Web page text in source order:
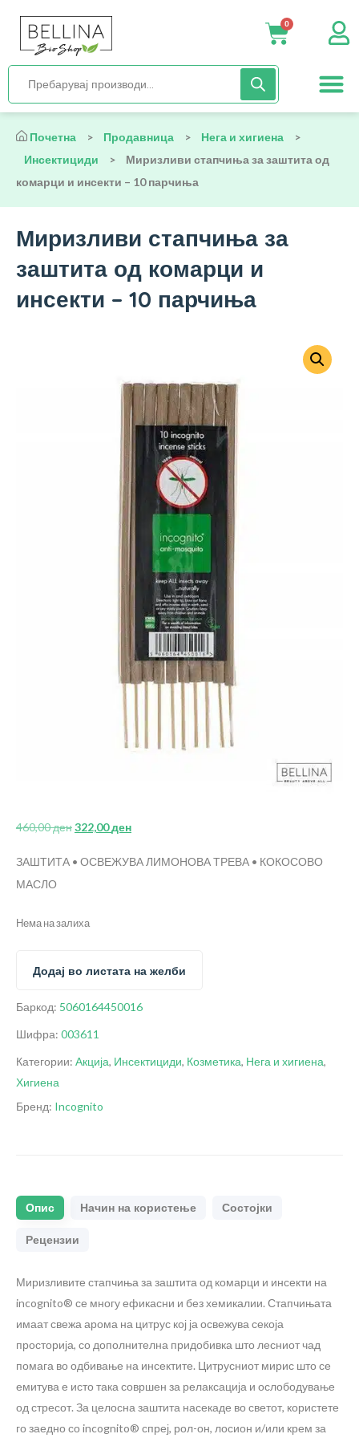
0
Почетна > Продавница > Нега и хигиена
>
Инсектициди
>
Миризливи стапчиња за заштита од
комарци и инсекти – 10 парчиња
Миризливи стапчиња за
заштита од комарци и
инсекти – 10 парчиња
460,00ден322,00ден
ЗАШТИТА • ОСВЕЖУВА ЛИМОНОВА ТРЕВА • КОКОСОВО
МАСЛО
Нема на залиха
Додај во листата на желби
Баркод: 5060164450016
Шифра: 003611
Категории: Акција, Инсектициди, Козметика, Нега и хигиена,
Хигиена
Бренд: Incognito
Опис Начин на користење Состојки
Рецензии
Миризливите стапчиња за заштита од комарци и инсекти на
incognito® се многу ефикасни и без хемикалии. Стапчињата
имаат свежа арома на цитрус кој ја освежува секоја
просторија, со дополнителна придобивка што лесниот чад
помага во одбивање на инсектите. Цитрусниот мирис што се
емитува е исто така совршен за релаксација и ослободување
од стресот. За целосна заштита насекаде во светот, користете
го заедно со incognito® спреј, рол-он, лосион и/или крем за